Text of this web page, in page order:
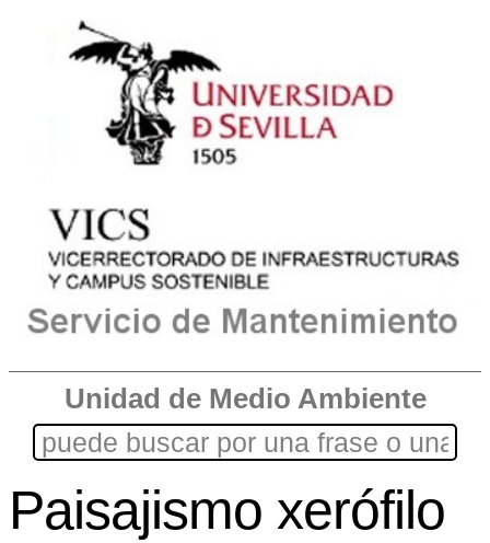
Unidad de Medio Ambiente
Paisajismo xerófilo